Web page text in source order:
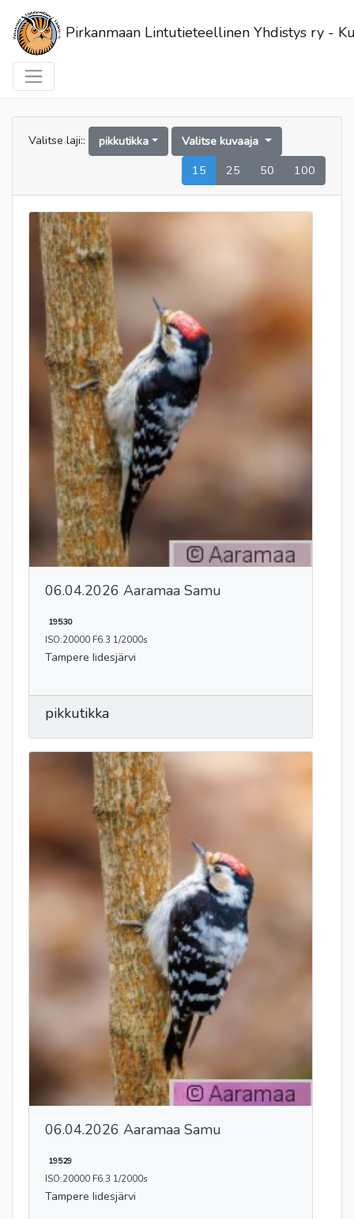
Pirkanmaan Lintutieteellinen Yhdistys ry -
Valitse laji:: pikkutikka
Valitse kuvaaja
15
25 50 100
06.04.2026 Aaramaa Samu
19530
ISO:20000 F6.3 1/2000s
Tampere Iidesjärvi
pikkutikka
06.04.2026 Aaramaa Samu
19529
ISO:20000 F6.3 1/2000s
Tampere Iidesjärvi